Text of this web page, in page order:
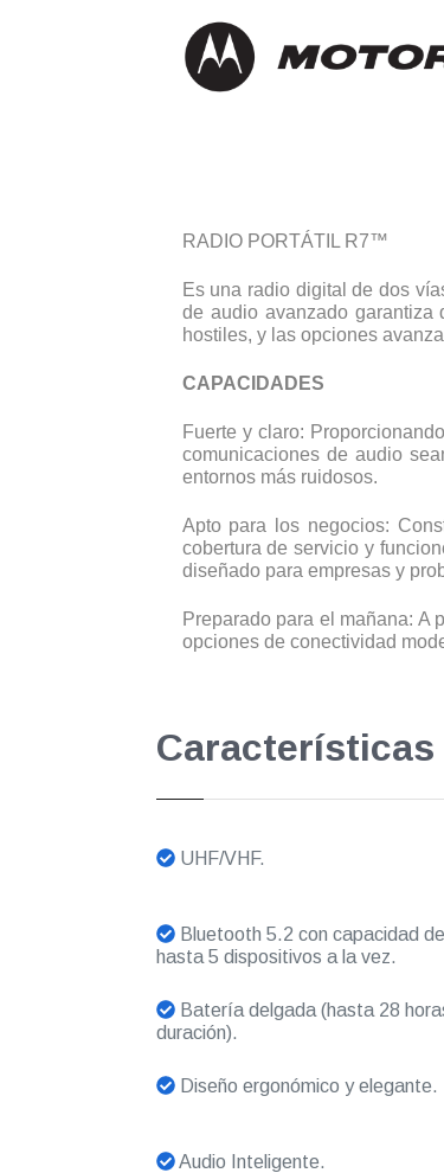
RADIO PORTÁTIL R7™
Es una radio digital de dos
de audio avanzado garantiza
hostiles, y las opciones
CAPACIDADES
Fuerte y claro:
comunicaciones de audio
entornos más ruidosos.
Apto para los negocios:
cobertura de servicio y
diseñado para empresas y
Preparado para el mañana:
opciones de conectividad
Características
UHF/VHF.
Bluetooth 5.2 con capacidad
hasta 5 dispositivos a la vez.
Batería delgada (hasta 28
duración).
Diseño ergonómico y elegante.
Audio Inteligente.